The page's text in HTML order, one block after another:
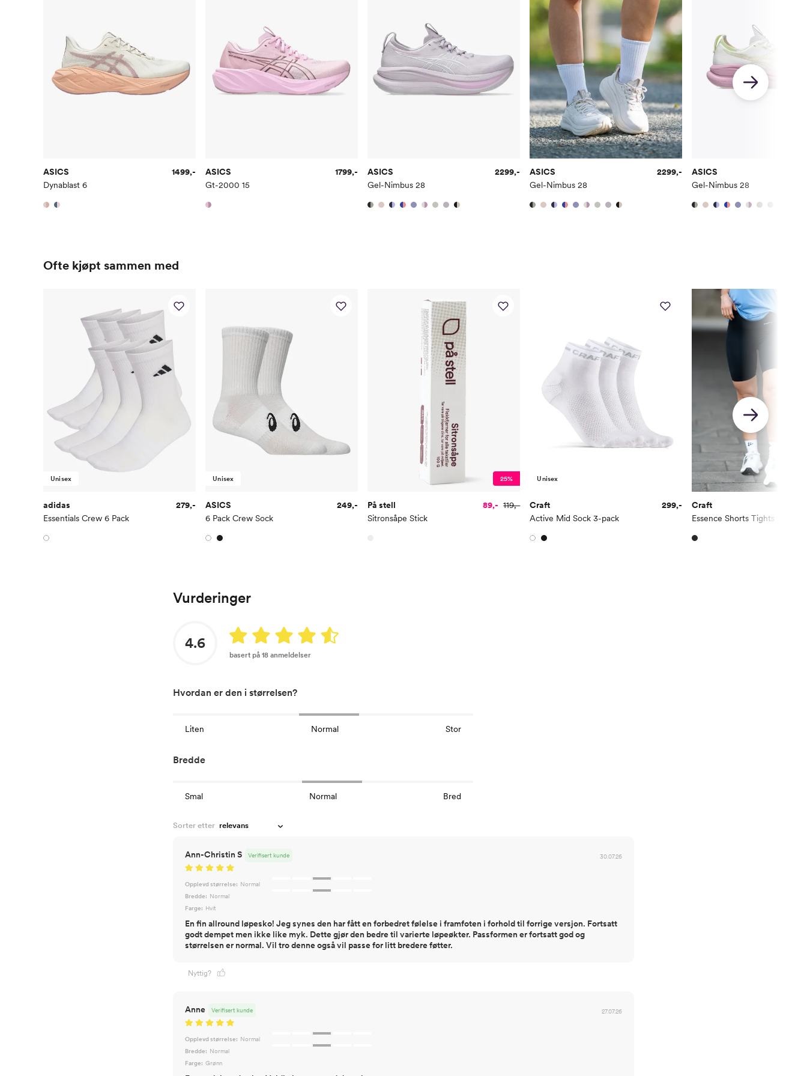
25.75 7
7.5
42 26.5
42.5 8.5
Asics oppleves som noe mindre i størrelsen enn mange andre merker.
Vi anbefaler å vurdere å gå 0.5-1 størrelse opp.
ASICS
Dynablast 6
1499,-
ASICS
Gt-2000 15
1799,-
ASICS
Gel-Nimbus 28
2299,-
ASICS
Gel-Nimbus 28
2299,-
ASICS
Gel-Nimbus 28
Ofte kjøpt sammen med
Unisex
adidas
Essentials Crew 6 Pack
279,-
Unisex
ASICS
6 Pack Crew Sock
249,-
25%
På stell
Sitronsåpe Stick
89,- 119,-
Unisex
Craft
Active Mid Sock 3-pack
299,-
Craft
Essence Shorts Tights 3
Vurderinger
4.6
basert på 18 anmeldelser
Hvordan er den i størrelsen?
Liten Normal Stor
Bredde
Smal Normal Bred
Sorter etter
Ann-Christin S 30.07.26
Verifisert kunde
Opplevd størrelse: Normal
Bredde: Normal
Farge: Hvit
En fin allround løpesko! Jeg synes den har fått en forbedret følelse i framfoten i forhold til forrige versjon. Fortsatt
godt dempet men ikke like myk. Dette gjør den bedre til varierte løpeøkter. Passformen er fortsatt god og
størrelsen er normal. Vil tro denne også vil passe for litt bredere føtter.
Nyttig?
Anne 27.07.26
Verifisert kunde
Opplevd størrelse: Normal
Bredde: Normal
Farge: Grønn